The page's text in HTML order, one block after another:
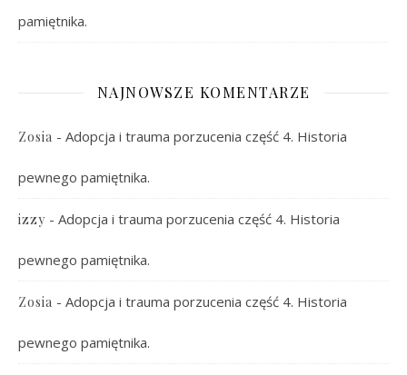
pamiętnika.
NAJNOWSZE KOMENTARZE
Zosia - Adopcja i trauma porzucenia część 4. Historia
pewnego pamiętnika.
izzy - Adopcja i trauma porzucenia część 4. Historia
pewnego pamiętnika.
Zosia - Adopcja i trauma porzucenia część 4. Historia
pewnego pamiętnika.